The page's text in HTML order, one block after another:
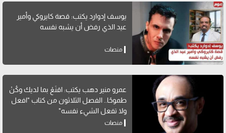
يوسف إدوارد يكتب: قصة كايروكي وأمير
عيد الذي رفض أن يشبه نفسه
منصات
عمرو منير دهب يكتب: اقنَعْ بما لديك وكُنْ
طموحًا.. الفصل الثلاثون من كتاب "افعل
ولا تفعل الشيء نفسه"
منصات